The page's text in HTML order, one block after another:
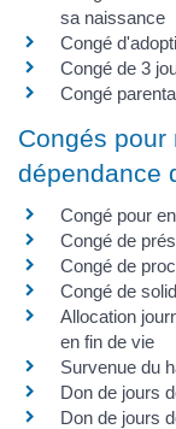
sa naissance
Congé
Congé de 3
Congé
Congés pour
dépendance
Congé pour
Congé de
Congé de
Congé de
Allocation
en fin de vie
Survenue du
Don de jours
Don de jours